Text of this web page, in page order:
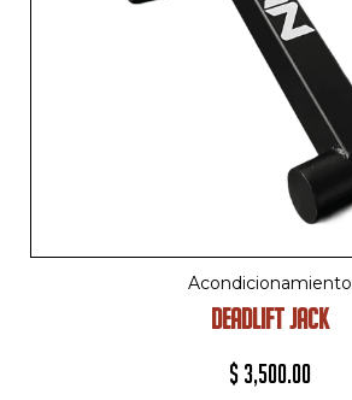
Acondicionamiento
DEADLIFT JACK
$ 3,500.00